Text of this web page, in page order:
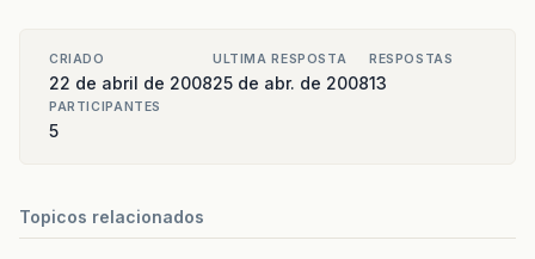
CRIADO
22 de abril de 2008
ULTIMA RESPOSTA
25 de abr. de 2008
RESPOSTAS
13
PARTICIPANTES
5
Topicos relacionados